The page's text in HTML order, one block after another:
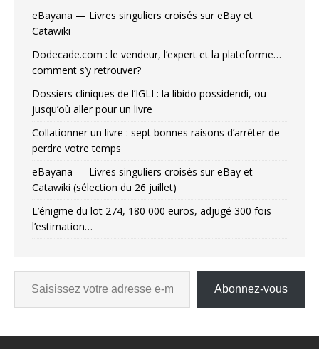
eBayana — Livres singuliers croisés sur eBay et
Catawiki
Dodecade.com : le vendeur, l’expert et la plateforme…
comment s’y retrouver?
Dossiers cliniques de l’IGLI : la libido possidendi, ou
jusqu’où aller pour un livre
Collationner un livre : sept bonnes raisons d’arrêter de
perdre votre temps
eBayana — Livres singuliers croisés sur eBay et
Catawiki (sélection du 26 juillet)
L’énigme du lot 274, 180 000 euros, adjugé 300 fois
l’estimation…
Abonnez-vous